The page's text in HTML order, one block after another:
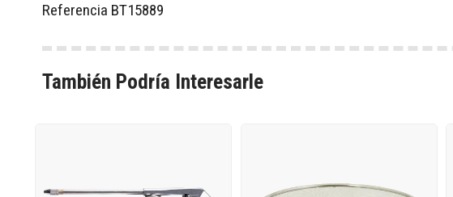
Referencia BT15889
También Podría Interesarle